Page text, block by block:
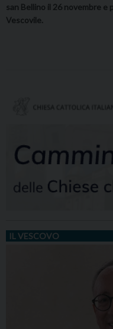
san Bellino il 26 novembre e
Vescovile.
IL VESCOVO